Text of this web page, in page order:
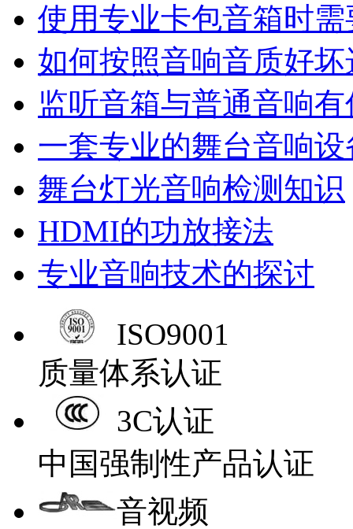
使用专业卡包音箱时
如何按照音响音质好
监听音箱与普通音响
一套专业的舞台音响
舞台灯光音响检测知识
HDMI的功放接法
专业音响技术的探讨
ISO9001
质量体系认证
3C认证
中国强制性产品认证
音视频